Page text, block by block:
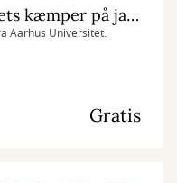
Livestreaming - Med havets kæmper på jagt
Aarhus Universitet.
Gratis